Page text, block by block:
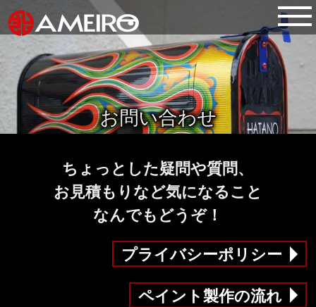
お問い合わせ
ちょっとした疑問や質問、
お見積もりなど気になること
なんでもどうぞ！
プライバシーポリシー
ペイント製作の流れ